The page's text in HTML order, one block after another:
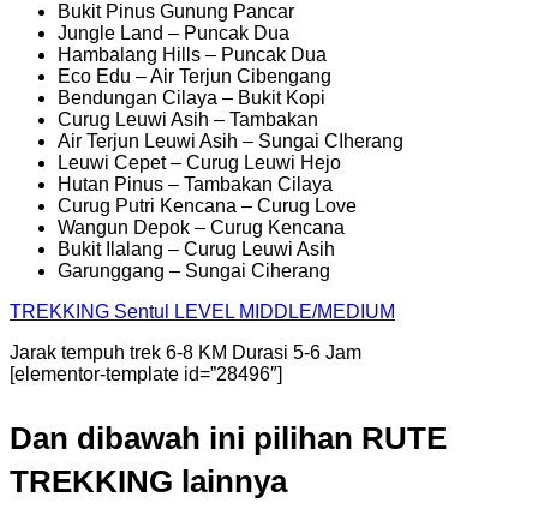
Bukit Pinus Gunung Pancar
Jungle Land – Puncak Dua
Hambalang Hills – Puncak Dua
Eco Edu – Air Terjun Cibengang
Bendungan Cilaya – Bukit Kopi
Curug Leuwi Asih – Tambakan
Air Terjun Leuwi Asih – Sungai CIherang
Leuwi Cepet – Curug Leuwi Hejo
Hutan Pinus – Tambakan Cilaya
Curug Putri Kencana – Curug Love
Wangun Depok – Curug Kencana
Bukit Ilalang – Curug Leuwi Asih
Garunggang – Sungai Ciherang
TREKKING Sentul
LEVEL MIDDLE/MEDIUM
Jarak tempuh trek 6-8 KM Durasi 5-6 Jam
[elementor-template id=”28496″]
Dan dibawah ini pilihan RUTE
TREKKING lainnya